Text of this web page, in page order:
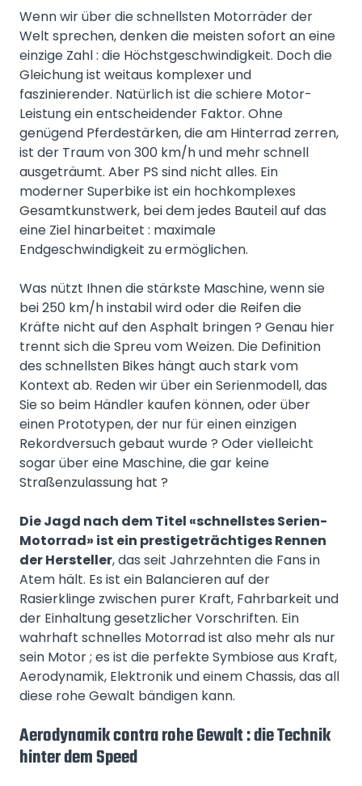
Wenn wir über die schnellsten Motorräder der
Welt sprechen, denken die meisten sofort an eine
einzige Zahl : die Höchstgeschwindigkeit. Doch die
Gleichung ist weitaus komplexer und
faszinierender. Natürlich ist die schiere Motor-
Leistung ein entscheidender Faktor. Ohne
genügend Pferdestärken, die am Hinterrad zerren,
ist der Traum von 300 km/h und mehr schnell
ausgeträumt. Aber PS sind nicht alles. Ein
moderner Superbike ist ein hochkomplexes
Gesamtkunstwerk, bei dem jedes Bauteil auf das
eine Ziel hinarbeitet : maximale
Endgeschwindigkeit zu ermöglichen.
Was nützt Ihnen die stärkste Maschine, wenn sie
bei 250 km/h instabil wird oder die Reifen die
Kräfte nicht auf den Asphalt bringen ? Genau hier
trennt sich die Spreu vom Weizen. Die Definition
des schnellsten Bikes hängt auch stark vom
Kontext ab. Reden wir über ein Serienmodell, das
Sie so beim Händler kaufen können, oder über
einen Prototypen, der nur für einen einzigen
Rekordversuch gebaut wurde ? Oder vielleicht
sogar über eine Maschine, die gar keine
Straßenzulassung hat ?
Die Jagd nach dem Titel «schnellstes Serien-
Motorrad» ist ein prestigeträchtiges Rennen
der Hersteller, das seit Jahrzehnten die Fans in
Atem hält. Es ist ein Balancieren auf der
Rasierklinge zwischen purer Kraft, Fahrbarkeit und
der Einhaltung gesetzlicher Vorschriften. Ein
wahrhaft schnelles Motorrad ist also mehr als nur
sein Motor ; es ist die perfekte Symbiose aus Kraft,
Aerodynamik, Elektronik und einem Chassis, das all
diese rohe Gewalt bändigen kann.
Aerodynamik contra rohe Gewalt : die Technik
hinter dem Speed